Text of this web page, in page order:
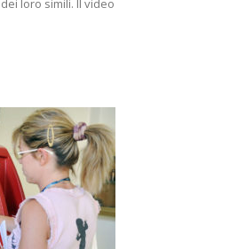
loro simili. Il video